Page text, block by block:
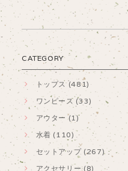
CATEGORY
トップス (481)
ワンピース (33)
アウター (1)
水着 (110)
セットアップ (267)
アクセサリー (8)